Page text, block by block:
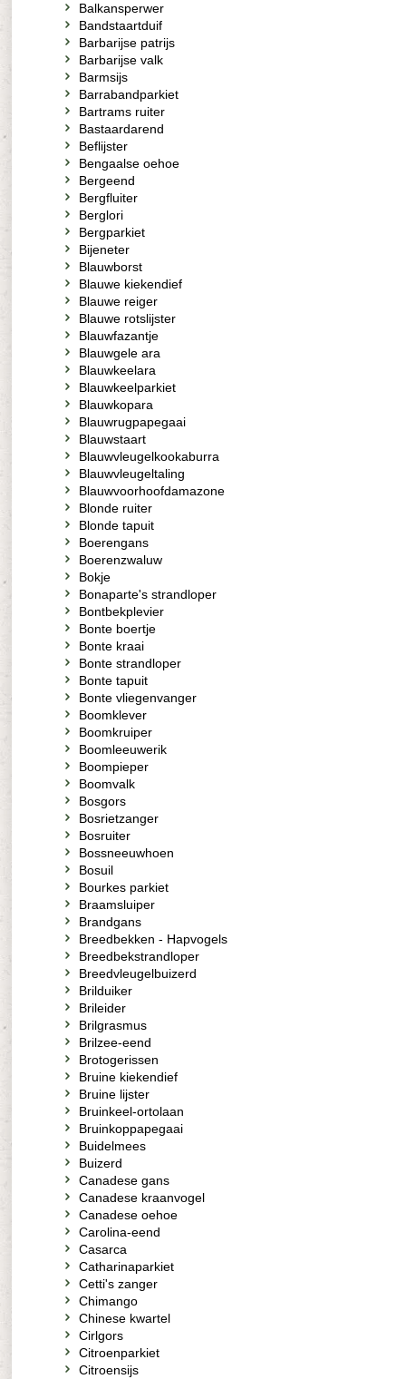
Balkansperwer
Bandstaartduif
Barbarijse patrijs
Barbarijse valk
Barmsijs
Barrabandparkiet
Bartrams ruiter
Bastaardarend
Beflijster
Bengaalse oehoe
Bergeend
Bergfluiter
Berglori
Bergparkiet
Bijeneter
Blauwborst
Blauwe kiekendief
Blauwe reiger
Blauwe rotslijster
Blauwfazantje
Blauwgele ara
Blauwkeelara
Blauwkeelparkiet
Blauwkopara
Blauwrugpapegaai
Blauwstaart
Blauwvleugelkookaburra
Blauwvleugeltaling
Blauwvoorhoofdamazone
Blonde ruiter
Blonde tapuit
Boerengans
Boerenzwaluw
Bokje
Bonaparte's strandloper
Bontbekplevier
Bonte boertje
Bonte kraai
Bonte strandloper
Bonte tapuit
Bonte vliegenvanger
Boomklever
Boomkruiper
Boomleeuwerik
Boompieper
Boomvalk
Bosgors
Bosrietzanger
Bosruiter
Bossneeuwhoen
Bosuil
Bourkes parkiet
Braamsluiper
Brandgans
Breedbekken - Hapvogels
Breedbekstrandloper
Breedvleugelbuizerd
Brilduiker
Brileider
Brilgrasmus
Brilzee-eend
Brotogerissen
Bruine kiekendief
Bruine lijster
Bruinkeel-ortolaan
Bruinkoppapegaai
Buidelmees
Buizerd
Canadese gans
Canadese kraanvogel
Canadese oehoe
Carolina-eend
Casarca
Catharinaparkiet
Cetti's zanger
Chimango
Chinese kwartel
Cirlgors
Citroenparkiet
Citroensijs